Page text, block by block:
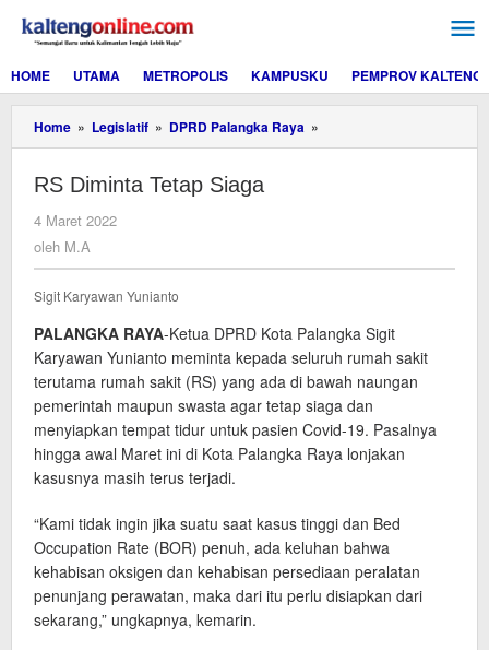
konten
HOME
UTAMA METROPOLIS KAMPUSKU PEMPROV KALTENG
Home » Legislatif » DPRD Palangka Raya »
Diminta
RS Diminta Tetap Siaga
4 Maret 2022
oleh M.A
Sigit Karyawan Yunianto
PALANGKA RAYA-Ketua DPRD Kota Palangka Sigit
Karyawan Yunianto meminta kepada seluruh rumah sakit
terutama rumah sakit (RS) yang ada di bawah naungan
pemerintah maupun swasta agar tetap siaga dan
menyiapkan tempat tidur untuk pasien Covid-19. Pasalnya
hingga awal Maret ini di Kota Palangka Raya lonjakan
kasusnya masih terus terjadi.
“Kami tidak ingin jika suatu saat kasus tinggi dan Bed
Occupation Rate (BOR) penuh, ada keluhan bahwa
kehabisan oksigen dan kehabisan persediaan peralatan
penunjang perawatan, maka dari itu perlu disiapkan dari
sekarang,” ungkapnya, kemarin.